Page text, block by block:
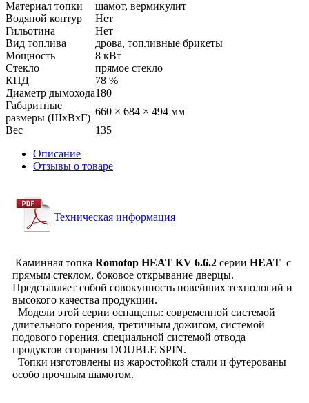
Материал топки
шамот, вермикулит
Водяной контур
Нет
Гильотина
Нет
Вид топлива
дрова, топливные брикеты
Мощность
8 кВт
Стекло
прямое стекло
КПД
78 %
Диаметр дымохода180
Габаритные
размеры (ШхВхГ)
660 × 684 × 494 мм
Вес
135
Описание
Отзывы о товаре
Техническая информация
Каминная топка Romotop HEAT KV 6.6.2 серии HEAT с
прямым стеклом, боковое открывание дверцы.
Представляет собой совокупность новейших технологий и
высокого качества продукции.
Модели этой серии оснащены: современной системой
длительного горения, третичным дожигом, системой
подового горения, специальной системой отвода
продуктов сгорания DOUBLE SPIN.
Топки изготовлены из жаростойкой стали и футерованы
особо прочным шамотом.